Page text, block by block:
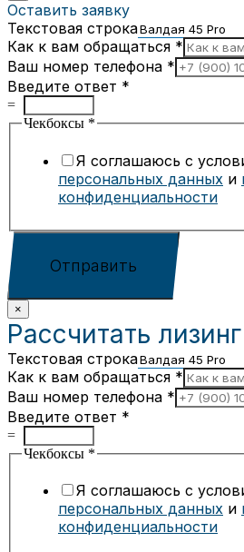
Оставить заявку
Текстовая строка
Как к вам обращаться *
Ваш номер телефона *
Введите ответ *
=
Чекбоксы *
Я соглашаюсь с
персональных данных и
конфиденциальности
Отправить
×
Рассчитать лизинг
Текстовая строка
Как к вам обращаться *
Ваш номер телефона *
Введите ответ *
=
Чекбоксы *
Я соглашаюсь с
персональных данных и
конфиденциальности